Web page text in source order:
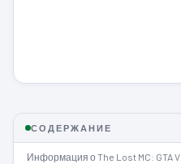
СОДЕРЖАНИЕ
Информация о The Lost MC: GTA V